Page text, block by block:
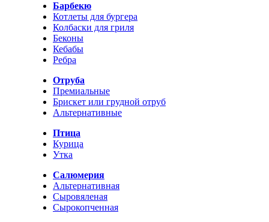
Барбекю
Котлеты для бургера
Колбаски для гриля
Беконы
Кебабы
Ребра
Отруба
Премиальные
Брискет или грудной отруб
Альтернативные
Птица
Курица
Утка
Салюмерия
Альтернативная
Сыровяленая
Сырокопченная